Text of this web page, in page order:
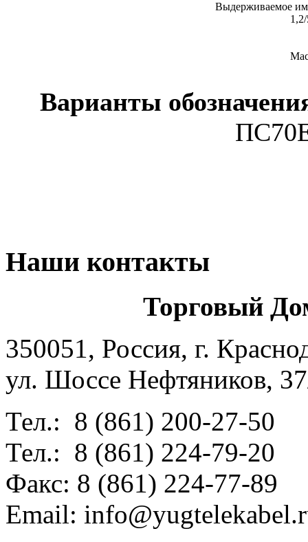
Выдерживаемое
Варианты
Наши контакты
Торговый
350051, Россия, г.
ул. Шоссе Нефтяников,
Тел.: 8 (861) 200-27-50
Тел.: 8 (861) 224-79-20
Факс: 8 (861) 224-77-89
Email: